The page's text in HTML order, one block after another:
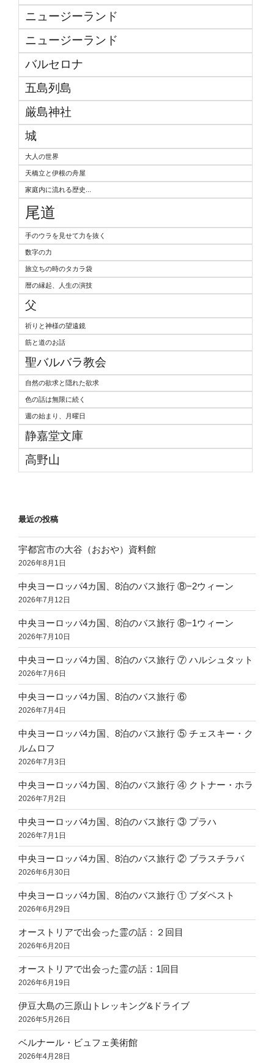
ニュージーランド
ニュージーランド
バルセロナ
五島列島
厳島神社
城
大人の世界
天橋立と伊根の舟屋
家庭内に流れる歴史...
尾道
手のウラを見せて力を抜く
数字の力
旅立ちの時のタカラ袋
暦の縁起、人生の演技
父
祈りと神様の望遠鏡
筋と道のお話
聖バルバラ教会
自然の欲求と隠れた欲求
色の話は無限に続く
週の始まり、月曜日
静嘉堂文庫
高野山
最近の投稿
宇都宮市の大谷（おおや）資料館
2026年8月1日
中央ヨーロッパ4カ国、8泊のバス旅行 ⑧−2ウィーン
2026年7月12日
中央ヨーロッパ4カ国、8泊のバス旅行 ⑧−1ウィーン
2026年7月10日
中央ヨーロッパ4カ国、8泊のバス旅行 ⑦ ハルシュタット
2026年7月6日
中央ヨーロッパ4カ国、8泊のバス旅行 ⑥
2026年7月4日
中央ヨーロッパ4カ国、8泊のバス旅行 ⑤ チェスキー・ク
ルムロフ
2026年7月3日
中央ヨーロッパ4カ国、8泊のバス旅行 ④ クトナー・ホラ
2026年7月2日
中央ヨーロッパ4カ国、8泊のバス旅行 ③ プラハ
2026年7月1日
中央ヨーロッパ4カ国、8泊のバス旅行 ② ブラスチラバ
2026年6月30日
中央ヨーロッパ4カ国、8泊のバス旅行 ① ブダペスト
2026年6月29日
オーストリアで出会った霊の話：２回目
2026年6月20日
オーストリアで出会った霊の話：1回目
2026年6月19日
伊豆大島の三原山トレッキング&ドライブ
2026年5月26日
ベルナール・ビュフェ美術館
2026年4月28日